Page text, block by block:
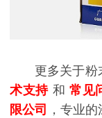
更多关于粉
术支持 和常见
限公司
，专业